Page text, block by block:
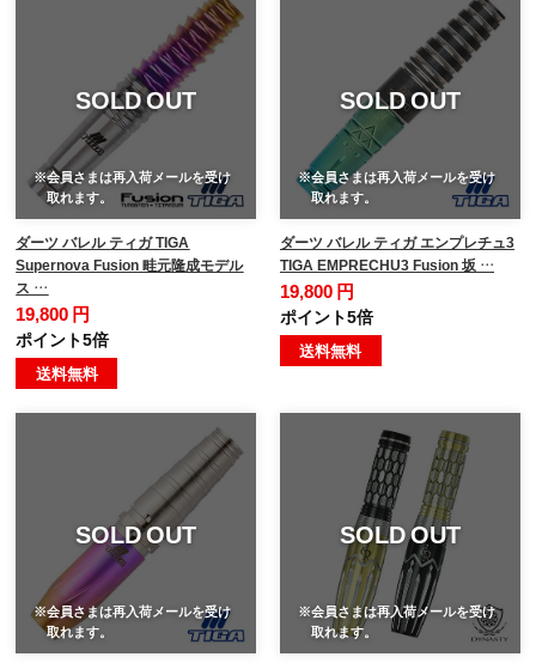
SOLD OUT
※会員さまは再入荷メールを受け
取れます。
ダーツ バレル ティガ TIGA
Supernova Fusion 畦元隆成モデル
ス …
19,800 円
ポイント5倍
送料無料
SOLD OUT
※会員さまは再入荷メールを受け
取れます。
ダーツ バレル ティガ エンプレチュ3
TIGA EMPRECHU3 Fusion 坂 …
19,800 円
ポイント5倍
送料無料
SOLD OUT
※会員さまは再入荷メールを受け
取れます。
SOLD OUT
※会員さまは再入荷メールを受け
取れます。